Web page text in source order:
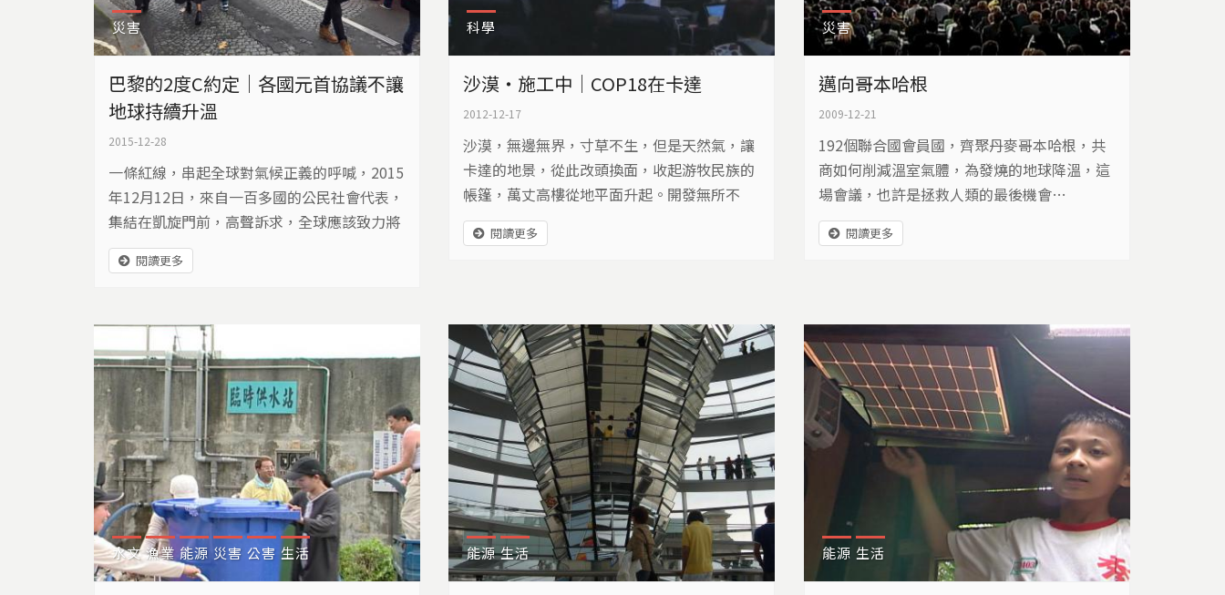
災害
巴黎的2度C約定｜各國元首協議不讓
地球持續升溫
2015-12-28
一條紅線，串起全球對氣候正義的呼喊，2015
年12月12日，來自一百多國的公民社會代表，
集結在凱旋門前，高聲訴求，全球應該致力將
世紀末地球增溫，控制在攝氏1.5度以下，因為
這是人類終極的警戒線…
閱讀更多
科學
沙漠‧施工中｜COP18在卡達
2012-12-17
沙漠，無邊無界，寸草不生，但是天然氣，讓
卡達的地景，從此改頭換面，收起游牧民族的
帳篷，萬丈高樓從地平面升起。開發無所不
在，建設攻占城市，卡達首都多哈，是一處大
工地，是這個國家，走向現代化的重要途徑。
閱讀更多
災害
邁向哥本哈根
2009-12-21
192個聯合國會員國，齊聚丹麥哥本哈根，共
商如何削減溫室氣體，為發燒的地球降溫，這
場會議，也許是拯救人類的最後機會…
閱讀更多
水文 漁業 能源 災害 公害 生活 能源 生活 能源 生活